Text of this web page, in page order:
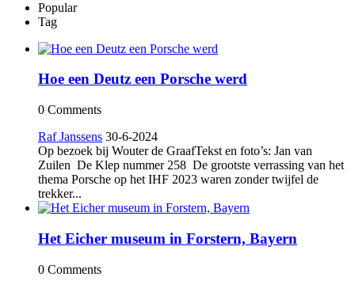
Popular
Tag
Hoe een Deutz een Porsche werd
0 Comments
Raf Janssens 30-6-2024
Op bezoek bij Wouter de GraafTekst en foto’s: Jan van
Zuilen De Klep nummer 258 De grootste verrassing van het
thema Porsche op het IHF 2023 waren zonder twijfel de
trekker...
Het Eicher museum in Forstern, Bayern
0 Comments